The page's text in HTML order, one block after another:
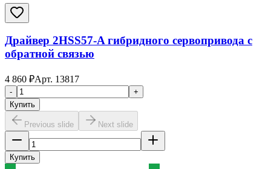
Драйвер 2HSS57-A гибридного сервопривода с
обратной связью
4 860 ₽Арт. 13817
-
+
Купить
Previous slide Next slide
Купить